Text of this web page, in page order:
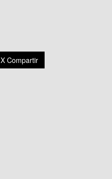
X Compartir